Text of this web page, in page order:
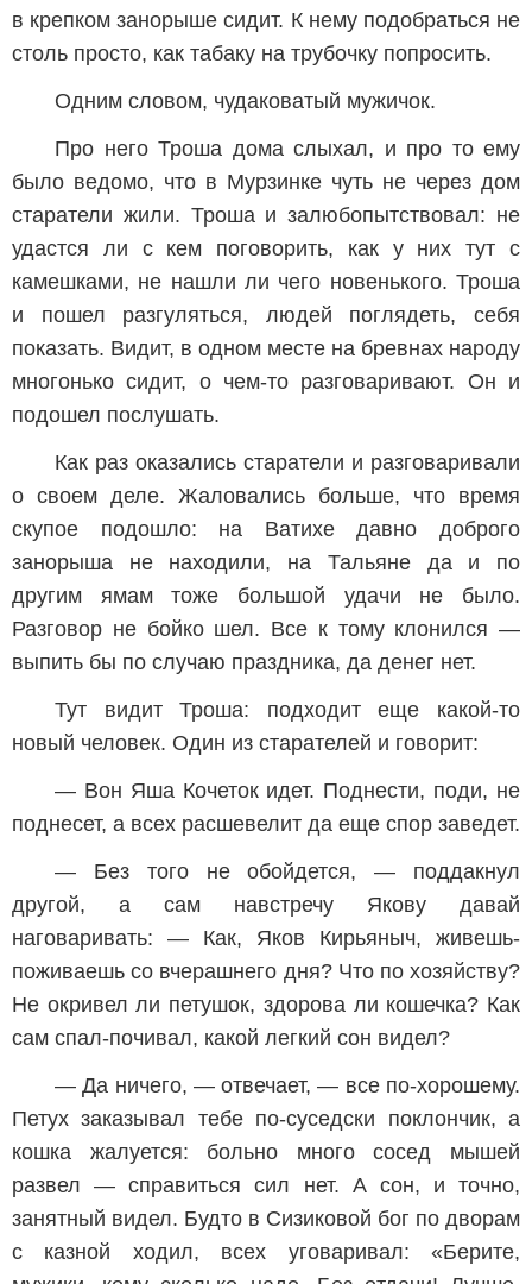
в крепком занорыше сидит. К нему подобраться не
столь просто, как табаку на трубочку попросить.
Одним словом, чудаковатый мужичок.
Про него Троша дома слыхал, и про то ему
было ведомо, что в Мурзинке чуть не через дом
старатели жили. Троша и залюбопытствовал: не
удастся ли с кем поговорить, как у них тут с
камешками, не нашли ли чего новенького. Троша
и пошел разгуляться, людей поглядеть, себя
показать. Видит, в одном месте на бревнах народу
многонько сидит, о чем-то разговаривают. Он и
подошел послушать.
Как раз оказались старатели и разговаривали
о своем деле. Жаловались больше, что время
скупое подошло: на Ватихе давно доброго
занорыша не находили, на Тальяне да и по
другим ямам тоже большой удачи не было.
Разговор не бойко шел. Все к тому клонился —
выпить бы по случаю праздника, да денег нет.
Тут видит Троша: подходит еще какой-то
новый человек. Один из старателей и говорит:
— Вон Яша Кочеток идет. Поднести, поди, не
поднесет, а всех расшевелит да еще спор заведет.
— Без того не обойдется, — поддакнул
другой, а сам навстречу Якову давай
наговаривать: — Как, Яков Кирьяныч, живешь-
поживаешь со вчерашнего дня? Что по хозяйству?
Не окривел ли петушок, здорова ли кошечка? Как
сам спал-почивал, какой легкий сон видел?
— Да ничего, — отвечает, — все по-хорошему.
Петух заказывал тебе по-суседски поклончик, а
кошка жалуется: больно много сосед мышей
развел — справиться сил нет. А сон, и точно,
занятный видел. Будто в Сизиковой бог по дворам
с казной ходил, всех уговаривал: «Берите,